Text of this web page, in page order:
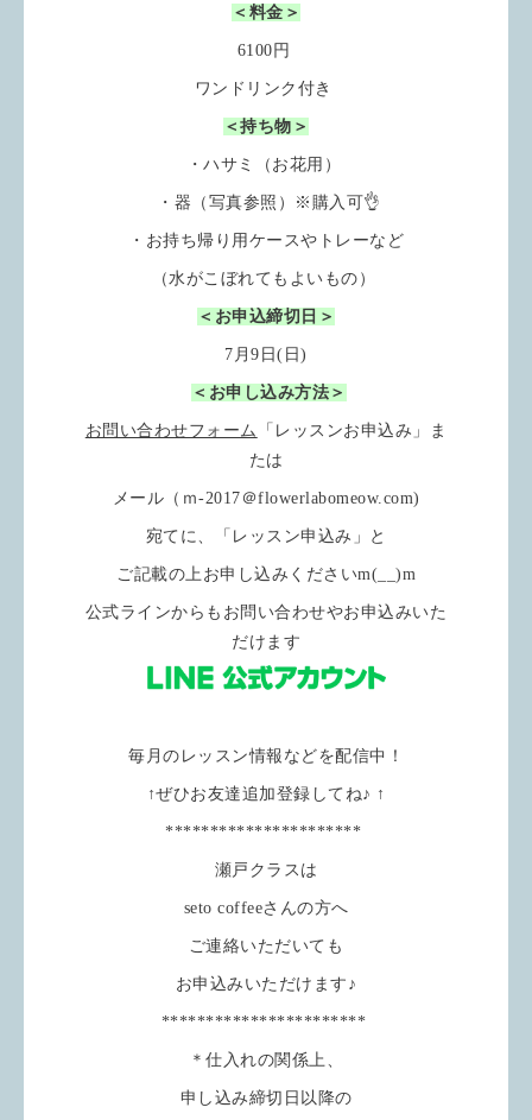
＜料金＞
6100円
ワンドリンク付き
＜持ち物＞
・ハサミ（お花用）
・器（写真参照）※購入可👌
・お持ち帰り用ケースやトレーなど
（水がこぼれてもよいもの）
＜お申込締切日＞
7月9日(日)
＜お申し込み方法＞
お問い合わせフォーム
「レッスンお申込み」ま
たは
メール（ｍ-2017＠flowerlabomeow.com)
宛てに、「レッスン申込み」と
ご記載の上お申し込みくださいm(__)m
公式ラインからもお問い合わせやお申込みいた
だけます
毎月のレッスン情報などを配信中！
↑ぜひお友達追加登録してね♪ ↑
**********************
瀬戸クラスは
seto coffeeさんの方へ
ご連絡いただいても
お申込みいただけます♪
***********************
＊仕入れの関係上、
申し込み締切日以降の